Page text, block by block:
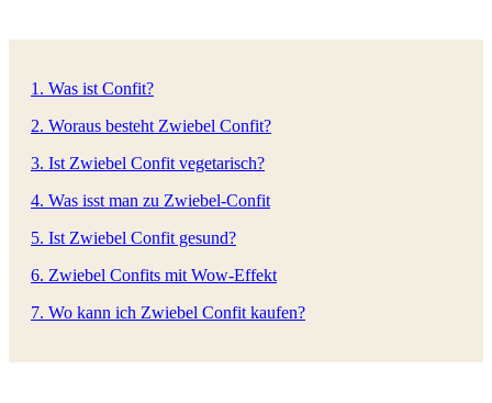
1. Was ist Confit?
2. Woraus besteht Zwiebel Confit?
3. Ist Zwiebel Confit vegetarisch?
4. Was isst man zu Zwiebel-Confit
5. Ist Zwiebel Confit gesund?
6. Zwiebel Confits mit Wow-Effekt
7. Wo kann ich Zwiebel Confit kaufen?